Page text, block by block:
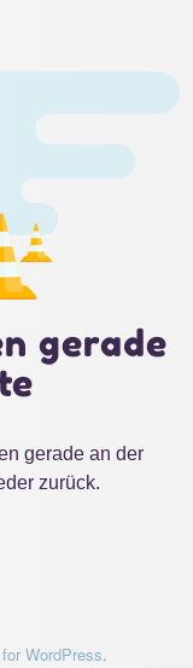
gerade
gerade an der
zurück.
WordPress.